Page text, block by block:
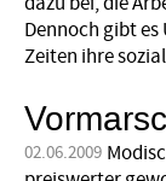
Dennoch gibt
Zeiten ihre
02.06.2009